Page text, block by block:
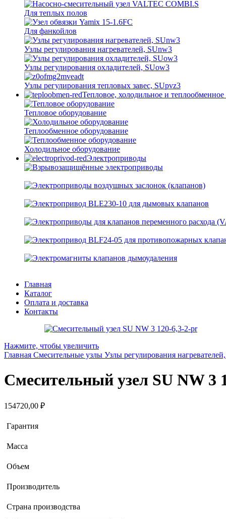
Для теплых полов
Для фанкойлов
Узлы регулирования нагревателей, SUnw3
Узлы регулирования охладителей, SUow3
Узлы регулирования тепловых завес, SUpvz3
Тепловое, холодильное и теплообменное
Тепловое оборудование
Теплообменное оборудование
Холодильное оборудование
Электроприводы
Главная
Каталог
Оплата и доставка
Контакты
Нажмите, чтобы увеличить
Главная Смесительные узлы Узлы регулирования
Смесительный узел SU NW 3
154720,00 ₽
Гарантия
Масса
Объем
Производитель
Страна производства